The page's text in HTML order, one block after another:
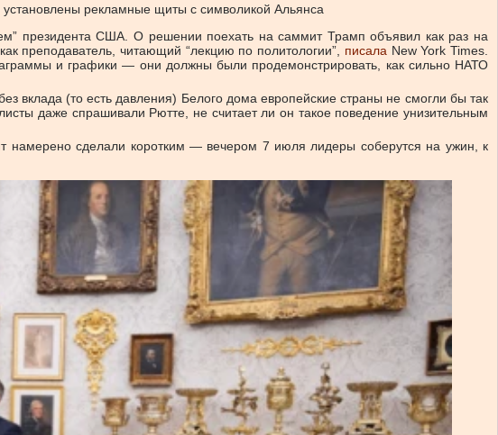
рекламные щиты с символикой Альянса
президента США. О решении поехать на саммит Трамп объявил как раз на
преподаватель, читающий “лекцию по политологии”, писала New York Times.
и графики — они должны были продемонстрировать, как сильно НАТО
вклада (то есть давления) Белого дома европейские страны не смогли бы так
даже спрашивали Рютте, не считает ли он такое поведение унизительным
намерено сделали коротким — вечером 7 июля лидеры соберутся на ужин, к